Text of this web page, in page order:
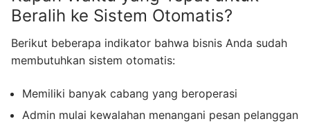
Beralih ke Sistem Otomatis?
Berikut beberapa indikator bahwa bisnis Anda sudah
membutuhkan sistem otomatis:
Memiliki banyak cabang yang beroperasi
Admin mulai kewalahan menangani pesan pelanggan